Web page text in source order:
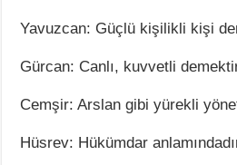
Yavuzcan: Güçlü kişilikli kişi
Gürcan: Canlı, kuvvetli
Cemşir: Arslan gibi yürekli
Hüsrev: Hükümdar